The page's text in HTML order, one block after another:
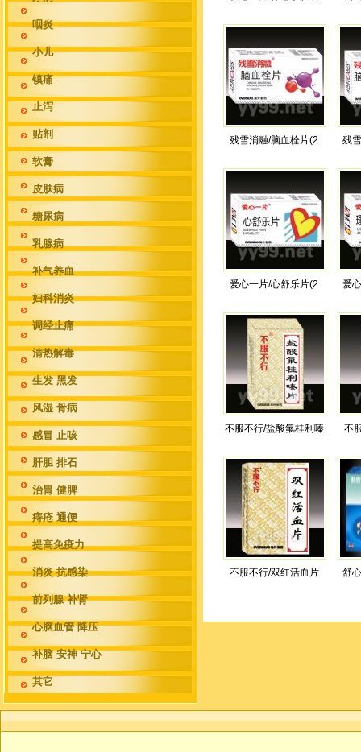
咽炎
小儿
镇痛
止泻
贴剂
软膏
皮肤病
糖尿病
乳腺病
补气养血
妇科消炎
调经止痛
清热解毒
生发 黑发
风湿 骨病
感冒 止咳
肝胆 排石
治胃 健脾
痔疮 通便
提高免疫力
消炎 抗感染
前列腺 补肾
心脑血管 降压
补脑 安神 宁心
其它
残雪消融/脑血栓片(2 残
爱心一片/心舒乐片(2 爱
不服不行/盐酸氟桂利嗪 不
不服不行/双红活血片 舒